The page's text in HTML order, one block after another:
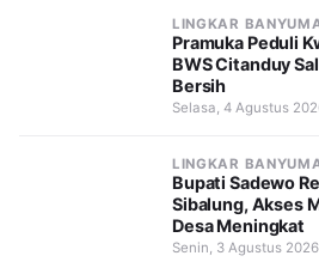
LINGKAR
Pramuka Peduli
BWS Citanduy
Bersih
Selasa, 4 Agustus
LINGKAR
Bupati Sadewo
Sibalung, Akses
Desa Meningkat
Senin, 3 Agustus